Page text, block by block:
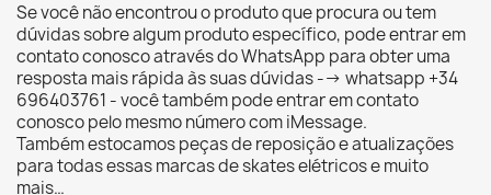
Se você não encontrou o produto que procura ou tem
dúvidas sobre algum produto específico, pode entrar em
contato conosco através do WhatsApp para obter uma
resposta mais rápida às suas dúvidas --> whatsapp +34
696403761 - você também pode entrar em contato
conosco pelo mesmo número com iMessage.
Também estocamos peças de reposição e atualizações
para todas essas marcas de skates elétricos e muito
mais…